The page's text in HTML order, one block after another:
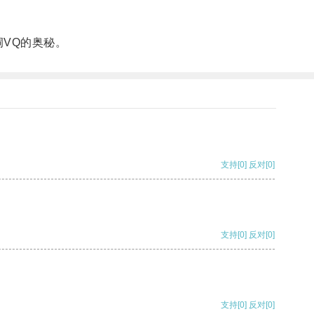
的奥秘。
支持[0] 反对[0]
支持[0] 反对[0]
支持[0] 反对[0]